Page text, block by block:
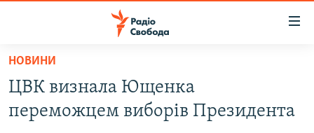
Перейти
основного
матеріалу
Перейти
ВСЕ ЗА ДОБУ
СТАТТІ
НОВИНИ
ЦВК визнала Ющенка
переможцем виборів Президента